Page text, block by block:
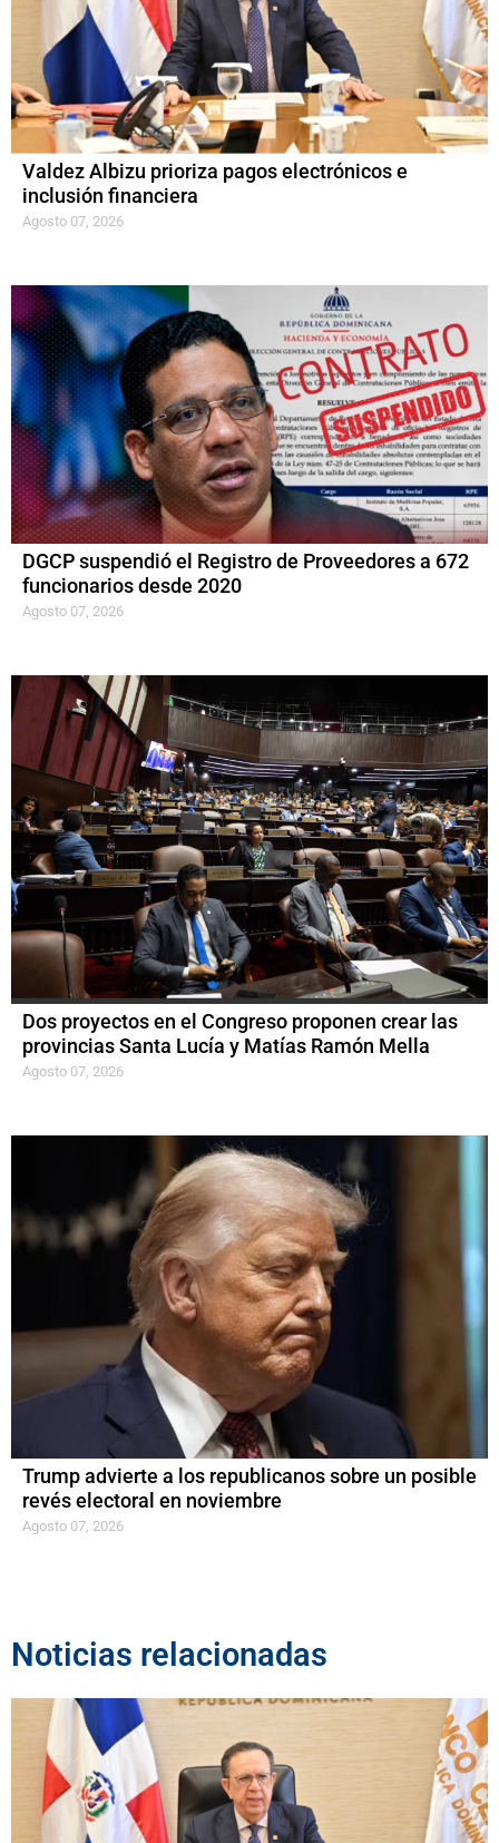
Valdez Albizu prioriza pagos electrónicos e
inclusión financiera
Agosto 07, 2026
DGCP suspendió el Registro de Proveedores a 672
funcionarios desde 2020
Agosto 07, 2026
Dos proyectos en el Congreso proponen crear las
provincias Santa Lucía y Matías Ramón Mella
Agosto 07, 2026
Trump advierte a los republicanos sobre un posible
revés electoral en noviembre
Agosto 07, 2026
Noticias relacionadas